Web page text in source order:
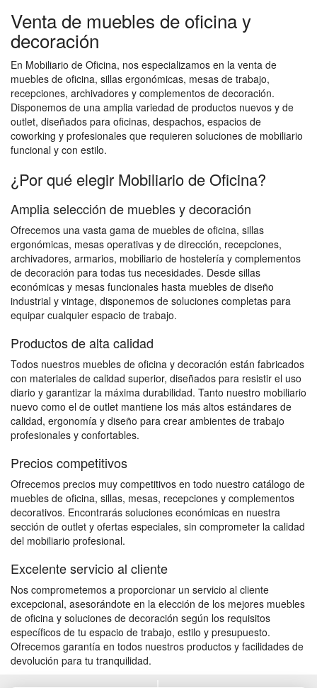
Venta de muebles de oficina y
decoración
En Mobiliario de Oficina, nos especializamos en la venta de
muebles de oficina, sillas ergonómicas, mesas de trabajo,
recepciones, archivadores y complementos de decoración.
Disponemos de una amplia variedad de productos nuevos y de
outlet, diseñados para oficinas, despachos, espacios de
coworking y profesionales que requieren soluciones de mobiliario
funcional y con estilo.
¿Por qué elegir Mobiliario de Oficina?
Amplia selección de muebles y decoración
Ofrecemos una vasta gama de muebles de oficina, sillas
ergonómicas, mesas operativas y de dirección, recepciones,
archivadores, armarios, mobiliario de hostelería y complementos
de decoración para todas tus necesidades. Desde sillas
económicas y mesas funcionales hasta muebles de diseño
industrial y vintage, disponemos de soluciones completas para
equipar cualquier espacio de trabajo.
Productos de alta calidad
Todos nuestros muebles de oficina y decoración están fabricados
con materiales de calidad superior, diseñados para resistir el uso
diario y garantizar la máxima durabilidad. Tanto nuestro mobiliario
nuevo como el de outlet mantiene los más altos estándares de
calidad, ergonomía y diseño para crear ambientes de trabajo
profesionales y confortables.
Precios competitivos
Ofrecemos precios muy competitivos en todo nuestro catálogo de
muebles de oficina, sillas, mesas, recepciones y complementos
decorativos. Encontrarás soluciones económicas en nuestra
sección de outlet y ofertas especiales, sin comprometer la calidad
del mobiliario profesional.
Excelente servicio al cliente
Nos comprometemos a proporcionar un servicio al cliente
excepcional, asesorándote en la elección de los mejores muebles
de oficina y soluciones de decoración según los requisitos
específicos de tu espacio de trabajo, estilo y presupuesto.
Ofrecemos garantía en todos nuestros productos y facilidades de
devolución para tu tranquilidad.